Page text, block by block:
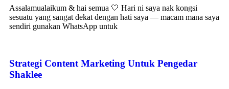
Assalamualaikum & hai semua 🤍 Hari ni saya nak kongsi
sesuatu yang sangat dekat dengan hati saya — macam mana saya
sendiri gunakan WhatsApp untuk
Strategi Content Marketing Untuk Pengedar
Shaklee